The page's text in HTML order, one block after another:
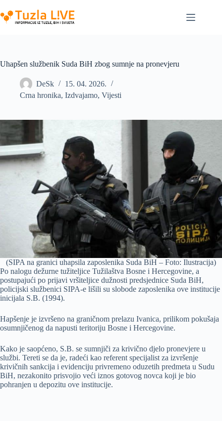
to
content
Uhapšen službenik Suda BiH zbog sumnje na pronevjeru
DeSk
15. 04. 2026.
Crna hronika, Izdvajamo, Vijesti
(SIPA na granici uhapsila zaposlenika Suda BiH – Foto: Ilustracija)
Po nalogu dežurne tužiteljice Tužilaštva Bosne i Hercegovine, a
postupajući po prijavi vršiteljice dužnosti predsjednice Suda BiH,
policijski službenici SIPA-e lišili su slobode zaposlenika ove institucije
inicijala S.B. (1994).
Hapšenje je izvršeno na graničnom prelazu Ivanica, prilikom pokušaja
osumnjičenog da napusti teritoriju Bosne i Hercegovine.
Kako je saopćeno, S.B. se sumnjiči za krivično djelo pronevjere u
službi. Tereti se da je, radeći kao referent specijalist za izvršenje
krivičnih sankcija i evidenciju privremeno oduzetih predmeta u Sudu
BiH, nezakonito prisvojio veći iznos gotovog novca koji je bio
pohranjen u depozitu ove institucije.